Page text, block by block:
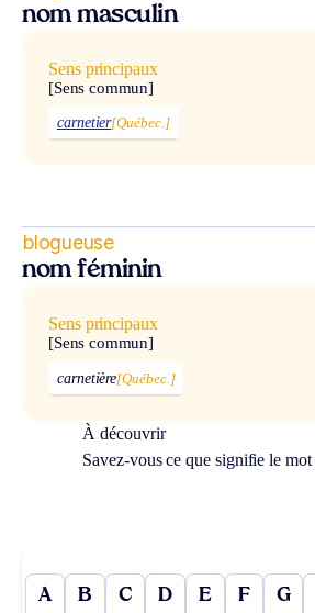
nom masculin
Sens principaux
[Sens commun]
carnetier[Québec.]
blogueuse
nom féminin
Sens principaux
[Sens commun]
carnetière[Québec.]
À découvrir
Savez-vous ce que signifie le mot
A B C D E F G